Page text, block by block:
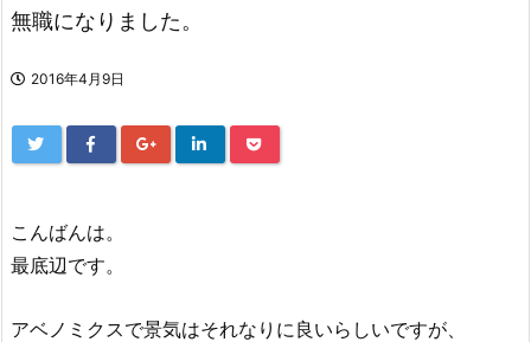
無職になりました。
2016年4月9日
こんばんは。
最底辺です。
アベノミクスで景気はそれなりに良いらしいですが、